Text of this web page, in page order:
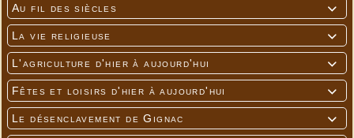

Au fil des siècles

La vie religieuse

L'agriculture d'hier à aujourd'hui

Fêtes et loisirs d'hier à aujourd'hui

Le désenclavement de Gignac